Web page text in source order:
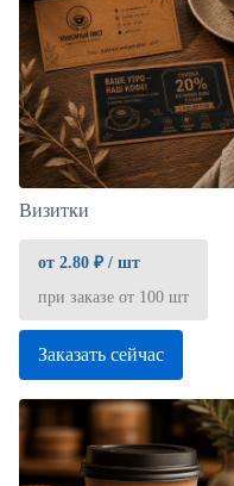
Визитки
от 2.80 ₽ / шт
при заказе от 100 шт
Заказать сейчас